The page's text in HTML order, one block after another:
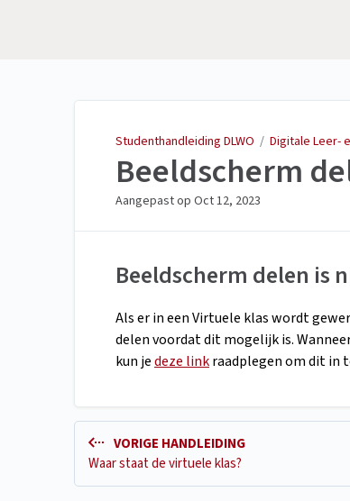
Studenthandleiding DLWO / Digitale Leer-
Beeldscherm
Aangepast op Oct 12, 2023
Beeldscherm delen is
Als er in een Virtuele klas wordt
delen voordat dit mogelijk is.
kun jedeze linkraadplegen om dit in
VORIGE HANDLEIDING
Waar staat de virtuele klas?